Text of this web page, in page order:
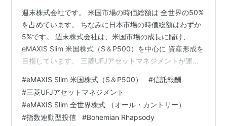
週末株式会社です。 米国市場の時価総額は 全世界の50%
を占めています。 ちなみに日本市場の時価総額はわずか
5%です。 週末株式会社は、米国市場の成長に賭け、
eMAXIS Slim 米国株式（S＆P500）を中心に 資産形成を
目指しています。 三菱UFJアセットマネジメントが運用
「eMAXIS Slim 全世界株式（オール・カントリー） 」へ
の投資家は、国内投資家が年々増加しています。 そのよ
うな背景からか、三菱UFJアセットマネジメントは、
2025年1月25日（土）より「eMAXIS Slim 米国株式（S
#eMAXIS Slim 米国株式（S＆P500） #信託報酬
#三菱UFJアセットマネジメント
#eMAXIS Slim 全世界株式 （オール・カントリー）
#指数連動型投信 #Bohemian Rhapsody